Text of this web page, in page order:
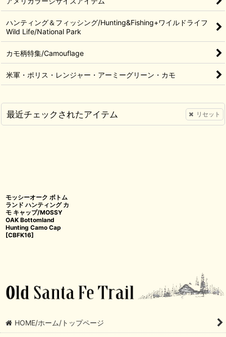
ハンティング＆フィッシング/Hunting&Fishing+ワイルドライフ
Wild Life/National Park
カモ柄特集/Camouflage
米軍・ポリス・レンジャー・アーミーグリーン・カモ
最近チェックされたアイテム リセット
モッシーオーク ボトム
ランド ハンティング カ
モ キャップ/MOSSY
OAK Bottomland
Hunting Camo Cap
[CBFK16]
HOME/ホーム/トップページ